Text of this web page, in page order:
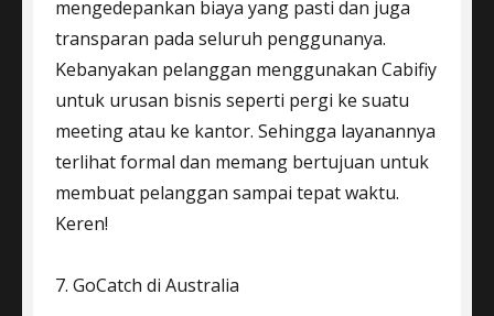
mengedepankan biaya yang pasti dan juga
transparan pada seluruh penggunanya.
Kebanyakan pelanggan menggunakan Cabifiy
untuk urusan bisnis seperti pergi ke suatu
meeting atau ke kantor. Sehingga layanannya
terlihat formal dan memang bertujuan untuk
membuat pelanggan sampai tepat waktu.
Keren!
7. GoCatch di Australia